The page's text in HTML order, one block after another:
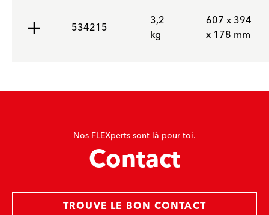
534215
3,2
kg
607 x 394
x 178 mm
Nos FLEXperts sont là pour toi.
Contact
TROUVE LE BON CONTACT